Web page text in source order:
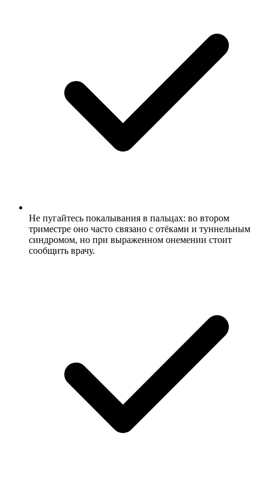
Не пугайтесь покалывания в пальцах: во втором
триместре оно часто связано с отёками и туннельным
синдромом, но при выраженном онемении стоит
сообщить врачу.